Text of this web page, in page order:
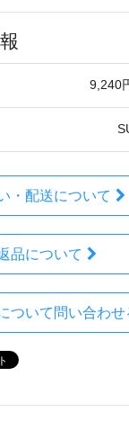
9,240
・配送について
品について
ついて問い合わせ